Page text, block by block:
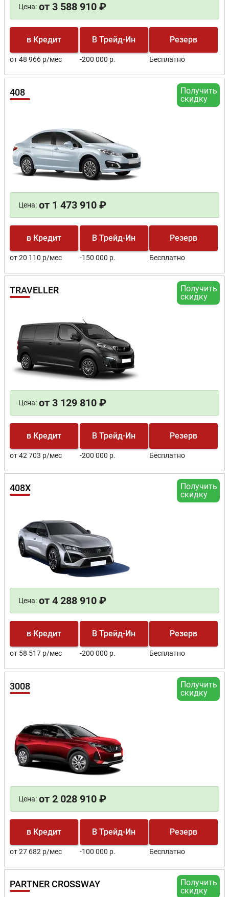
Цена: от 3 588 910 ₽
в Кредит
от 48 966 р/мес
В Трейд-Ин
-200 000 р.
Резерв
Бесплатно
Получить
скидку
408
Цена: от 1 473 910 ₽
в Кредит
от 20 110 р/мес
В Трейд-Ин
-150 000 р.
Резерв
Бесплатно
Получить
скидку
TRAVELLER
Цена: от 3 129 810 ₽
в Кредит
от 42 703 р/мес
В Трейд-Ин
-200 000 р.
Резерв
Бесплатно
Получить
скидку
408X
Цена: от 4 288 910 ₽
в Кредит
от 58 517 р/мес
В Трейд-Ин
-200 000 р.
Резерв
Бесплатно
Получить
скидку
3008
Цена: от 2 028 910 ₽
в Кредит
от 27 682 р/мес
В Трейд-Ин
-100 000 р.
Резерв
Бесплатно
Получить
скидку
PARTNER CROSSWAY